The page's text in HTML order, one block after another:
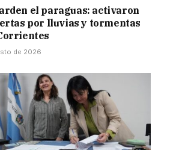
el paraguas: activaron
por lluvias y tormentas
de 2026